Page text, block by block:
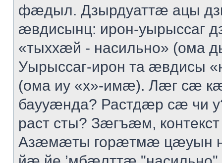
фӕдыл. Дзырдуаттӕ ацы
ӕвдисынц: ирон-уырыссаг
«тыххӕй - насильно» (ома
Уырыссаг-ирон та ӕвдисы
(ома иу «х»-имӕ). Лӕг сӕ
баууӕнда? Растдӕр сӕ чи
раст сты? Зӕгъӕм,
Азӕмӕты горӕтмӕ